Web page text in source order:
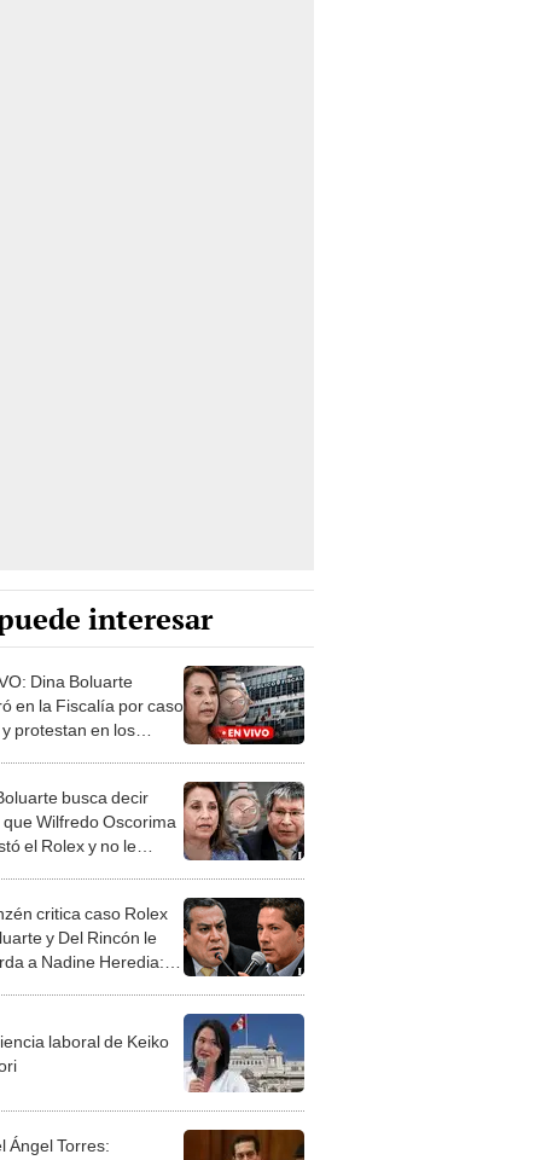
interesar
Dina Boluarte
en la Fiscalía por caso
protestan en los
busca decir
Wilfredo Oscorima
el Rolex y no le
critica caso Rolex
y Del Rincón le
a Nadine Heredia:
laboral de Keiko
Ángel Torres: